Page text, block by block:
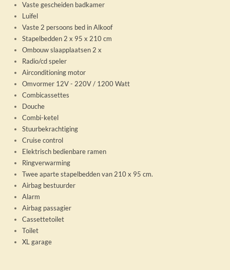
Vaste gescheiden badkamer
Luifel
Vaste 2 persoons bed in Alkoof
Stapelbedden 2 x 95 x 210 cm
Ombouw slaapplaatsen 2 x
Radio/cd speler
Airconditioning motor
Omvormer 12V - 220V / 1200 Watt
Combicassettes
Douche
Combi-ketel
Stuurbekrachtiging
Cruise control
Elektrisch bedienbare ramen
Ringverwarming
Twee aparte stapelbedden van 210 x 95 cm.
Airbag bestuurder
Alarm
Airbag passagier
Cassettetoilet
Toilet
XL garage